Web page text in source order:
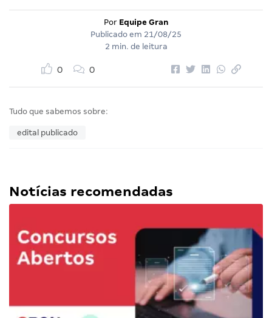
Por Equipe Gran
Publicado em 21/08/25
2 min. de leitura
0 0
Tudo que sabemos sobre:
edital publicado
Notícias recomendadas